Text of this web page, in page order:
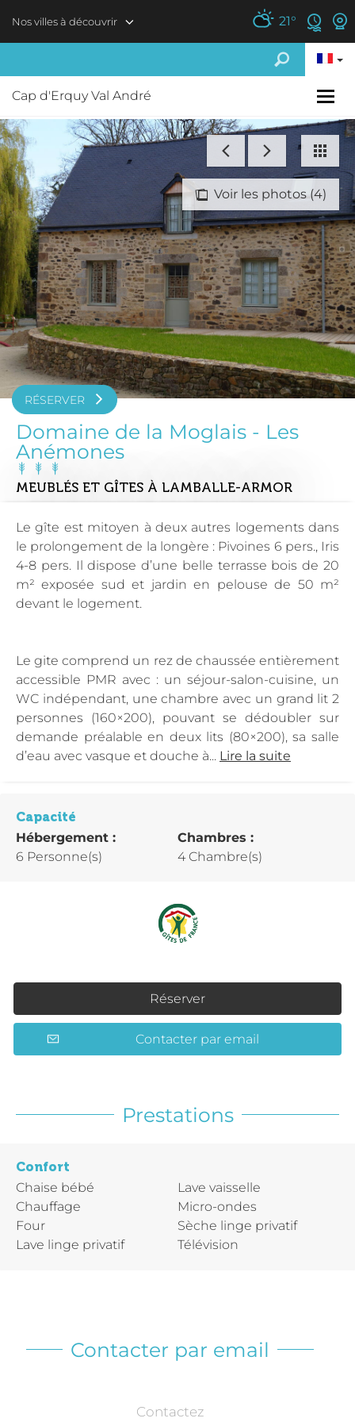
Nos villes à découvrir 21°
Cap d'Erquy Val André
Voir les photos (4)
RÉSERVER
Domaine de la Moglais - Les
Anémones
MEUBLÉS ET GÎTES À LAMBALLE-ARMOR
Le gîte est mitoyen à deux autres logements dans
le prolongement de la longère : Pivoines 6 pers., Iris
4-8 pers. Il dispose d’une belle terrasse bois de 20
m² exposée sud et jardin en pelouse de 50 m²
devant le logement.
Le gite comprend un rez de chaussée entièrement
accessible PMR avec : un séjour-salon-cuisine, un
WC indépendant, une chambre avec un grand lit 2
personnes (160×200), pouvant se dédoubler sur
demande préalable en deux lits (80×200), sa salle
d’eau avec vasque et douche à... Lire la suite
Capacité
Hébergement :
6 Personne(s)
Chambres :
4 Chambre(s)
Réserver
Contacter par email
Prestations
Confort
Chaise bébé
Chauffage
Four
Lave linge privatif
Lave vaisselle
Micro-ondes
Sèche linge privatif
Télévision
Contacter par email
Contactez